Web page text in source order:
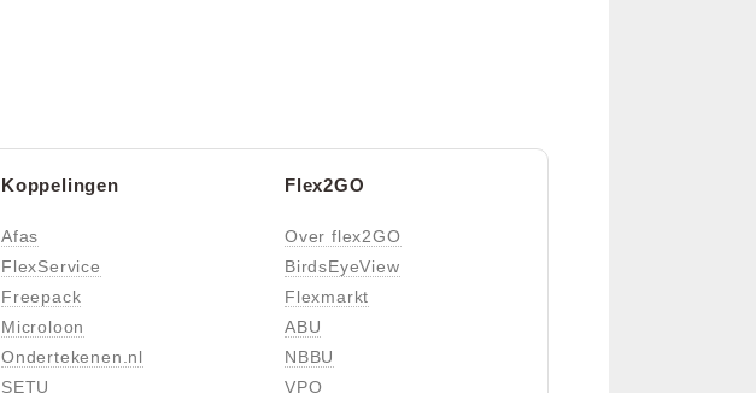
Koppelingen
Afas
FlexService
Freepack
Microloon
Ondertekenen.nl
SETU
Flex2GO
Over flex2GO
BirdsEyeView
Flexmarkt
ABU
NBBU
VPO